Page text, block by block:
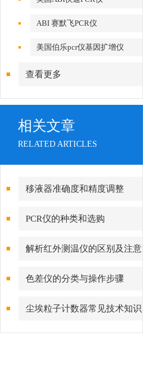
ABI 赛默飞PCR仪
美国伯乐pcr仪基因扩增仪
查看更多
相关文章
RELATED ARTICLES
移液器准确度和精度调整
PCR仪的种类和选购
解析红外测温仪的区别及注意
事项
色差仪的分类与操作步骤
尘埃粒子计数器常见技术知识
点解答